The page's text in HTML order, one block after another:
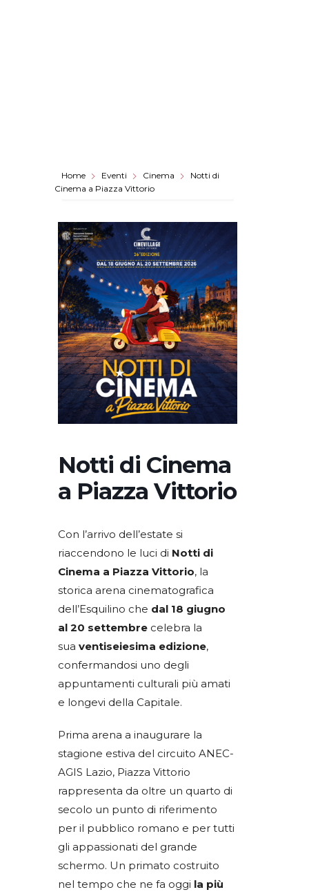
Home Eventi Cinema
Notti di
Cinema a Piazza Vittorio
Notti di Cinema
a Piazza Vittorio
Con l’arrivo dell’estate si
riaccendono le luci di Notti di
Cinema a Piazza Vittorio, la
storica arena cinematografica
dell’Esquilino che dal 18 giugno
al 20 settembre celebra la
sua ventiseiesima edizione,
confermandosi uno degli
appuntamenti culturali più amati
e longevi della Capitale.
Prima arena a inaugurare la
stagione estiva del circuito ANEC-
AGIS Lazio, Piazza Vittorio
rappresenta da oltre un quarto di
secolo un punto di riferimento
per il pubblico romano e per tutti
gli appassionati del grande
schermo. Un primato costruito
nel tempo che ne fa oggi la più